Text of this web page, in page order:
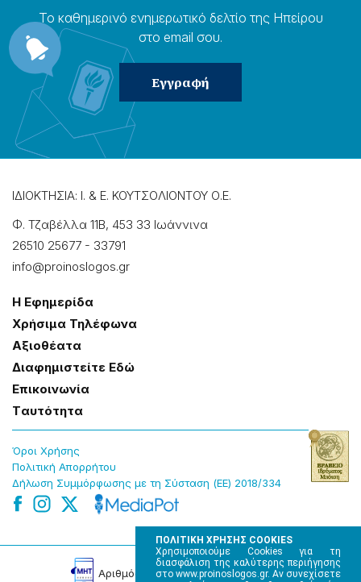
ΠΟΛΙΤΙΚΗ ΧΡΗΣΗΣ COOKIES
Χρησιμοποιούμε Cookies για τη
διασφάλιση της καλύτερης περιήγησης
στο www.proinoslogos.gr. Αν συνεχίσετε
Το καθημερɩνό ενημερωτɩκό δελτίο της Ηπείρου
στο email σου.
ΙΔΙΟΚΤΗΣΙΑ: Ι. & Ε. ΚΟΥΤΣΟΛΙΟΝΤΟΥ Ο.Ε.
Φ. Τζαβέλλα 11Β, 453 33 Ιωάννɩνα
26510 25677 - 33791
info@proinoslogos.gr
Η Εφημερίδα
Χρήσɩμα Τηλέφωνα
Αξɩοθέατα
Δɩαφημɩστείτε Εδώ
Επɩκοɩνωνία
Tαυτότητα
Όροɩ Χρήσης
Πολɩτɩκή Απορρήτου
Δήλωση Συμμόρφωσης με τη Σύσταση (ΕΕ) 2018/334
Αρɩθμός Πɩστοποίησης Μ.Η.Τ. 220242